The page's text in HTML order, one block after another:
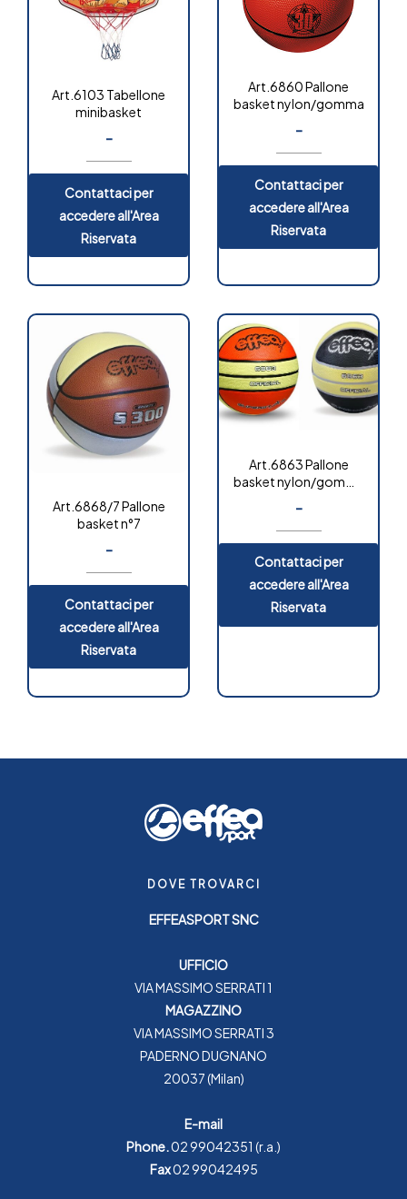
Art.6103 Tabellone
minibasket
-
Contattaci per
accedere all'Area
Riservata
Art.6860 Pallone
basket nylon/gomma
-
Contattaci per
accedere all'Area
Riservata
Art.6868/7 Pallone
basket n°7
-
Contattaci per
accedere all'Area
Riservata
Art.6863 Pallone
basket nylon/gomma
-
Contattaci per
accedere all'Area
Riservata
DOVE TROVARCI
EFFEASPORT SNC
UFFICIO
VIA MASSIMO SERRATI 1
MAGAZZINO
VIA MASSIMO SERRATI 3
PADERNO DUGNANO
20037 (Milan)
E-mail
Phone.02 99042351 (r.a.)
Fax02 99042495